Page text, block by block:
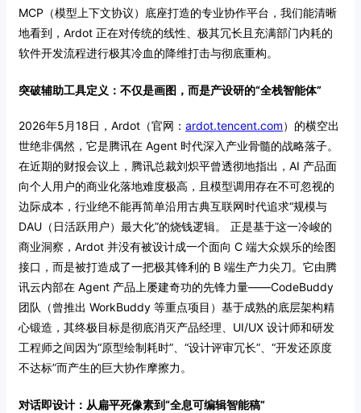
MCP（模型上下文协议）底座打造的专业协作平台，我们能清晰
地看到，Ardot 正在对传统的线性、极其冗长且充满部门内耗的
软件开发流程进行极其冷血的降维打击与彻底重构。
突破辅助工具定义：不仅是画图，而是产设研的“全栈智能体”
2026年5月18日，Ardot（官网： ardot.tencent.com）的横空出
世绝非偶然，它是腾讯在 Agent 时代深入产业骨髓的战略落子。
在近期的财报会议上，腾讯总裁刘炽平曾透彻地指出，AI 产品面
向个人用户的商业化落地难度极高，且模型调用存在不可忽视的
边际成本，行业绝不能再简单沿用古典互联网时代追求“规模与
DAU（日活跃用户）最大化”的烧钱逻辑。
正是基于这一冷峻的
商业洞察，Ardot 并没有被设计成一个面向 C 端大众娱乐的绘图
接口，而是被打造成了一把极其锋利的 B 端生产力尖刀。它由腾
讯云内部在 Agent 产品上屡建奇功的先锋力量——CodeBuddy
团队（曾推出 WorkBuddy 等重点项目）基于成熟的底层架构精
心锻造，其终极目标是彻底消灭产品经理、UI/UX 设计师和研发
工程师之间因为“原型绘制耗时”、“设计评审冗长”、“开发还原度
不达标”而产生的巨大协作摩擦力。
对话即设计：从扁平死像素到“全息可编辑智能稿”